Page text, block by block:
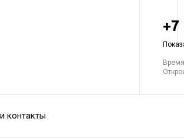
+7
контакты